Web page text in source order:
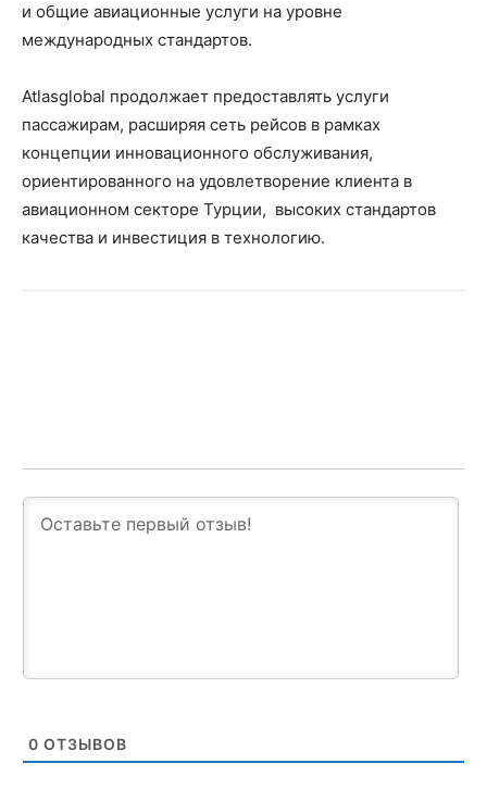
и общие авиационные услуги на уровне
международных стандартов.
Atlasglobal продолжает предоставлять услуги
пассажирам, расширяя сеть рейсов в рамках
концепции инновационного обслуживания,
ориентированного на удовлетворение клиента в
авиационном секторе Турции, высоких стандартов
качества и инвестиция в технологию.
0 ОТЗЫВОВ